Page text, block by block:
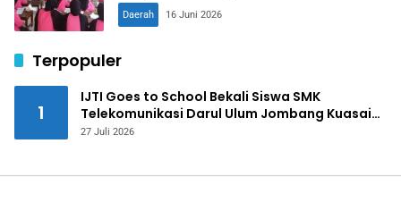
Jombang
Daerah 16 Juni 2026
Terpopuler
1
IJTI Goes to School Bekali Siswa SMK
Telekomunikasi Darul Ulum Jombang Kuasai
Jurnalistik Digital
27 Juli 2026